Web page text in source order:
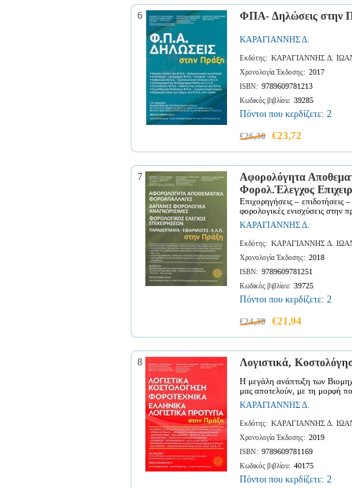
6 ΦΠΑ- Δηλώσεις στην
ΚΑΡΑΓΙΑΝΝΗΣ Δ.
Εκδότης: ΚΑΡΑΓΙΑΝΝΗΣ Δ.
Χρονολογία Έκδοσης: 2017
ISBN: 9789609781213
Κωδικός βιβλίου: 39285
Πόντοι που κερδίζετε: 2
€26,36 €23,72
7
Αφορολόγητα
Φορολ.Έλεγχος
Επιχορηγήσεις –
φορολογικές ενισχύσεις στην
ΚΑΡΑΓΙΑΝΝΗΣ Δ.
Εκδότης: ΚΑΡΑΓΙΑΝΝΗΣ Δ.
Χρονολογία Έκδοσης: 2018
ISBN: 9789609781251
Κωδικός βιβλίου: 39725
Πόντοι που κερδίζετε: 2
€24,38 €21,94
8 Λογιστικά,
Η μεγάλη ανάπτυξη των
μας αποτελούν, με τη μορφή
ΚΑΡΑΓΙΑΝΝΗΣ Δ.
Εκδότης: ΚΑΡΑΓΙΑΝΝΗΣ Δ.
Χρονολογία Έκδοσης: 2019
ISBN: 9789609781169
Κωδικός βιβλίου: 40175
Πόντοι που κερδίζετε: 2